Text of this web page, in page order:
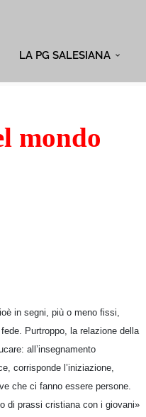
LA PG SALESIANA
mondo
in segni, più o meno fissi,
Purtroppo, la relazione della
all’insegnamento
corrisponde l’iniziazione,
che ci fanno essere persone.
di prassi cristiana con i giovani»